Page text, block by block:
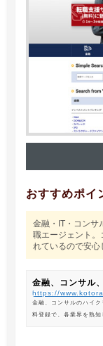
おすすめポイ
金融・IT・コンサ
職エージェント。
れているので安心
金融、コンサル
https://
金融、コンサルのハイ
料登録で、各業界を熟